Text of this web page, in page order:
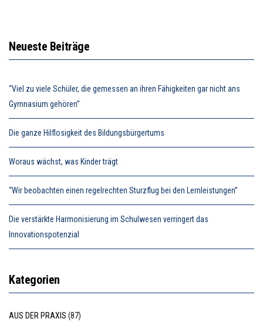
Neueste Beiträge
“Viel zu viele Schüler, die gemessen an ihren Fähigkeiten gar nicht ans
Gymnasium gehören”
Die ganze Hilflosigkeit des Bildungsbürgertums
Woraus wächst, was Kinder trägt
“Wir beobachten einen regelrechten Sturzflug bei den Lernleistungen”
Die verstärkte Harmonisierung im Schulwesen verringert das
Innovationspotenzial
Kategorien
AUS DER PRAXIS (87)